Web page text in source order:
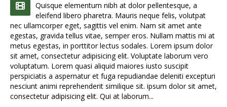
Quisque elementum nibh at dolor pellentesque, a
eleifend libero pharetra. Mauris neque felis, volutpat
nec ullamcorper eget, sagittis vel enim. Nam sit amet ante
egestas, gravida tellus vitae, semper eros. Nullam mattis mi at
metus egestas, in porttitor lectus sodales. Lorem ipsum dolor
sit amet, consectetur adipisicing elit. Voluptate laborum vero
voluptatum. Lorem quasi aliquid maiores iusto suscipit
perspiciatis a aspernatur et fuga repudiandae deleniti excepturi
nesciunt animi reprehenderit similique sit. ipsum dolor sit amet,
consectetur adipisicing elit. Qui at laborum...